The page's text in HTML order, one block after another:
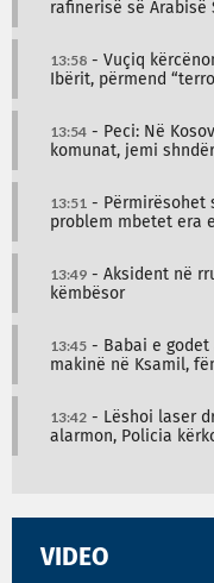
rafinerisë së Arabisë
13:58 - Vuçiq
Ibërit, përmend
13:54 - Peci: Në
komunat, jemi
13:51 - Përmirësohet
problem mbetet era
13:49 - Aksident në
këmbësor
13:45 - Babai e
makinë në Ksamil,
13:42 - Lëshoi laser
alarmon, Policia
VIDEO